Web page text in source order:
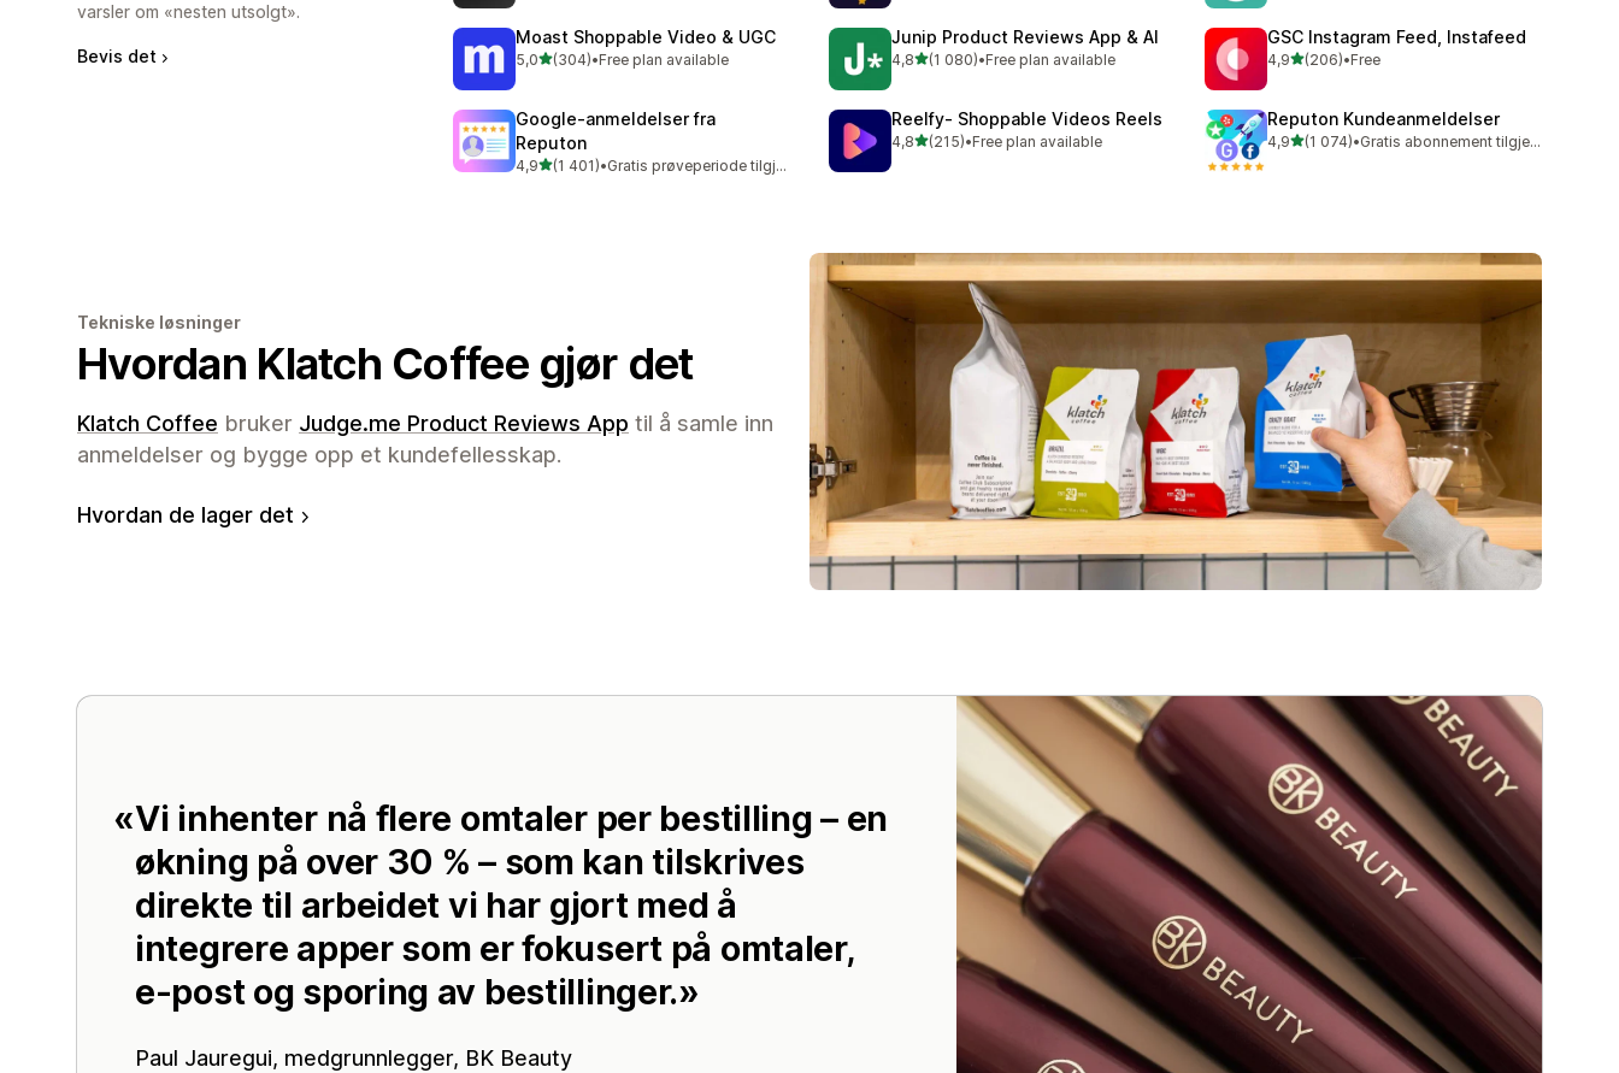
varsler om «nesten utsolgt».
Bevis det
Moast Shoppable Video & UGC
5,0av 5 stjerner
(304)
Totalt 304 omtaler
•Free plan available
Junip Product Reviews App & AI
4,8av 5 stjerner
(1 080)
Totalt 1080 omtaler
•Free plan available
GSC Instagram Feed, Instafeed
4,9av 5 stjerner
(206)
Totalt 206 omtaler
•Free
Google‑anmeldelser fra
Reputon
4,9av 5 stjerner
(1 401)
Totalt 1401 omtaler
• Gratis prøveperiode tilgjengelig
Reelfy‑ Shoppable Videos Reels
4,8av 5 stjerner
(215)
Totalt 215 omtaler
•Free plan available
Reputon Kundeanmeldelser
4,9av 5 stjerner
(1 074)
Totalt 1074 omtaler
• Gratis abonnement tilgjengelig
Tekniske løsninger
Hvordan Klatch Coffee gjør det
Klatch Coffee bruker Judge.me Product Reviews App til å samle inn
anmeldelser og bygge opp et kundefellesskap.
Hvordan de lager det
Vi inhenter nå flere omtaler per bestilling – en
økning på over 30 % – som kan tilskrives
direkte til arbeidet vi har gjort med å
integrere apper som er fokusert på omtaler,
e-post og sporing av bestillinger.
Paul Jauregui, medgrunnlegger, BK Beauty